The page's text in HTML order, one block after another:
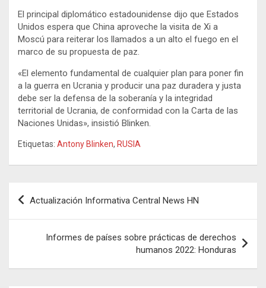
El principal diplomático estadounidense dijo que Estados
Unidos espera que China aproveche la visita de Xi a
Moscú para reiterar los llamados a un alto el fuego en el
marco de su propuesta de paz.
«El elemento fundamental de cualquier plan para poner fin
a la guerra en Ucrania y producir una paz duradera y justa
debe ser la defensa de la soberanía y la integridad
territorial de Ucrania, de conformidad con la Carta de las
Naciones Unidas», insistió Blinken.
Etiquetas: Antony Blinken, RUSIA
Navegación
entradas
Actualización Informativa Central News HN
Informes de países sobre prácticas de derechos
humanos 2022: Honduras